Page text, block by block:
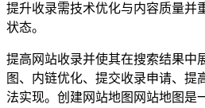
提升收录需技术优化与内容质量并
状态。
提高网站收录并使其在搜索结果中
图、内链优化、提交收录申请、提
法实现。创建网站地图网站地图是